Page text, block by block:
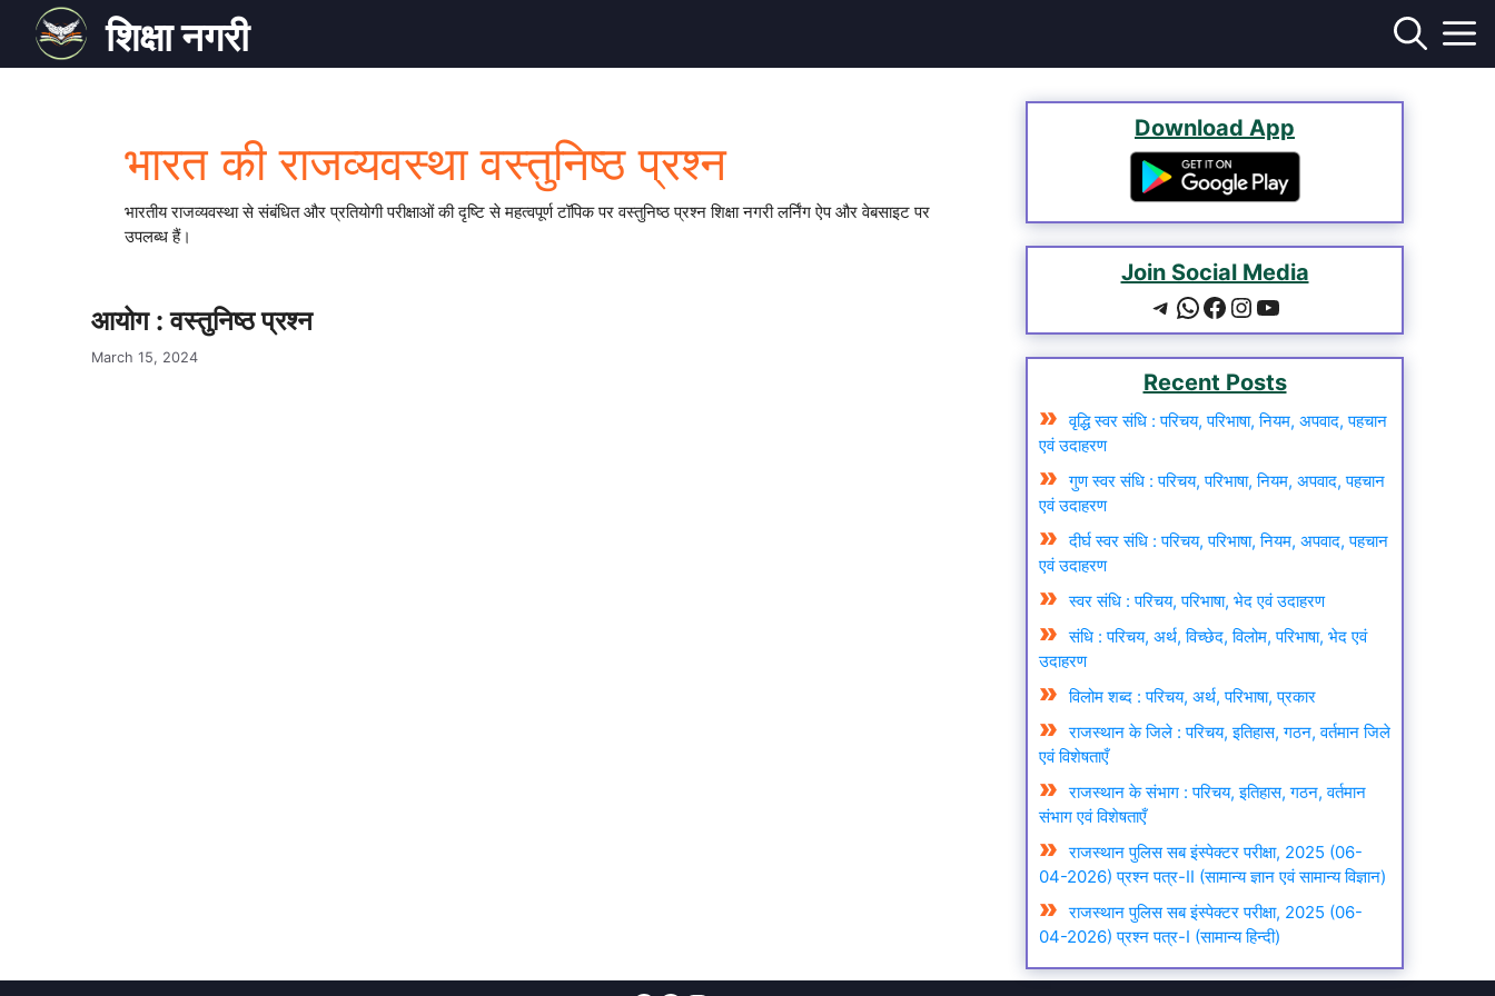
content
शिक्षा नगरी
भारत की राजव्यवस्था वस्तुनिष्ठ प्रश्न
भारतीय राजव्यवस्था से संबंधित और प्रतियोगी परीक्षाओं की दृष्टि से महत्वपूर्ण टॉपिक पर वस्तुनिष्ठ प्रश्न शिक्षा नगरी लर्निंग ऐप और वेबसाइट पर
उपलब्ध हैं।
आयोग : वस्तुनिष्ठ प्रश्न
March 15, 2024
Download App
Join Social Media
Telegram
WhatsApp
Facebook
Instagram
YouTube
Recent Posts
वृद्धि स्वर संधि : परिचय, परिभाषा, नियम, अपवाद, पहचान
एवं उदाहरण
गुण स्वर संधि : परिचय, परिभाषा, नियम, अपवाद, पहचान
एवं उदाहरण
दीर्घ स्वर संधि : परिचय, परिभाषा, नियम, अपवाद, पहचान
एवं उदाहरण
स्वर संधि : परिचय, परिभाषा, भेद एवं उदाहरण
संधि : परिचय, अर्थ, विच्छेद, विलोम, परिभाषा, भेद एवं
उदाहरण
विलोम शब्द : परिचय, अर्थ, परिभाषा, प्रकार
राजस्थान के जिले : परिचय, इतिहास, गठन, वर्तमान जिले
एवं विशेषताएँ
राजस्थान के संभाग : परिचय, इतिहास, गठन, वर्तमान
संभाग एवं विशेषताएँ
राजस्थान पुलिस सब इंस्पेक्टर परीक्षा, 2025 (06-
04-2026) प्रश्न पत्र-II (सामान्य ज्ञान एवं सामान्य विज्ञान)
राजस्थान पुलिस सब इंस्पेक्टर परीक्षा, 2025 (06-
04-2026) प्रश्न पत्र-I (सामान्य हिन्दी)